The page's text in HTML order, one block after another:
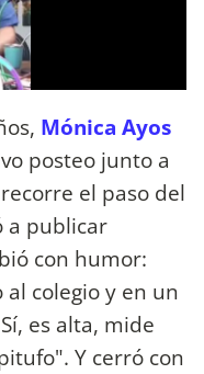
Mónica Ayos
posteo junto a
el paso del
a publicar
con humor:
colegio y en un
es alta, mide
Y cerró con